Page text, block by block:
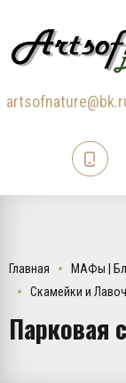
Главная
МАФы |
Скамейки и
Парковая